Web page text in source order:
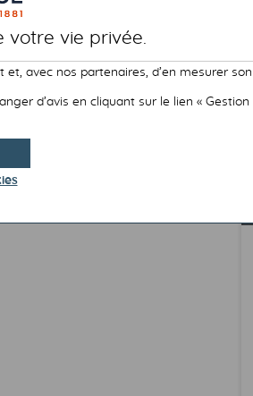
votre vie privée.
avec nos partenaires, d’en mesurer son
d’avis en cliquant sur le lien « Gestion